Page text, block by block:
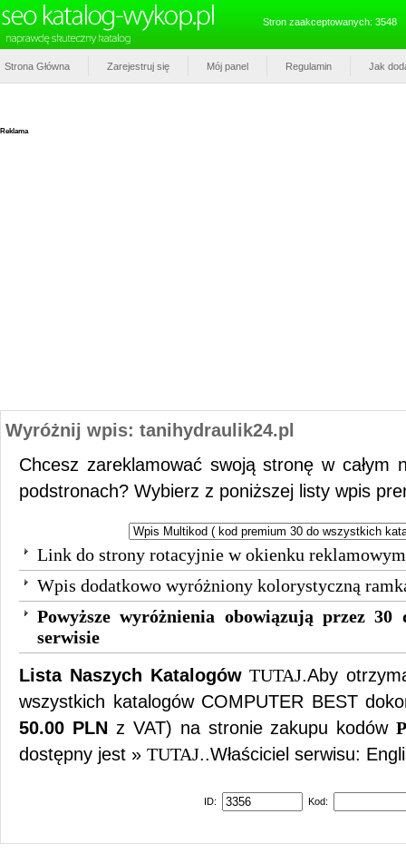
Stron zaakceptowanych: 3548
Strona Główna Zarejestruj się Mój panel Regulamin Jak
Reklama
Wyróżnij wpis: tanihydraulik24.pl
Chcesz zareklamować swoją stronę w całym
podstronach? Wybierz z poniższej listy wpis
Link do strony rotacyjnie w okienku reklamowym
Wpis dodatkowo wyróżniony kolorystyczną
Powyższe wyróżnienia obowiązują przez
serwisie
Lista Naszych KatalogówTUTAJ.Aby
wszystkich katalogów COMPUTER BEST
50.00 PLNz VAT) na stronie zakupu kodów
dostępny jest » TUTAJ..Właściciel serwisu:
ID: Kod: